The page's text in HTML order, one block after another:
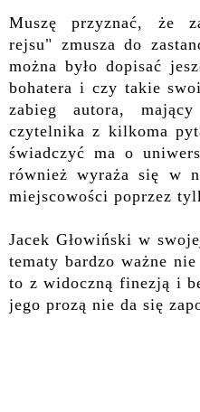
Muszę przyznać, że
rejsu" zmusza do
można było dopisać
bohatera i czy takie
zabieg autora,
czytelnika z kilkoma
świadczyć ma o
również wyraża się w
miejscowości poprzez
Jacek Głowiński w
tematy bardzo ważne
to z widoczną finezją i
jego prozą nie da się